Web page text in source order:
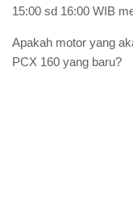
15:00 sd 16:00 WIB
Apakah motor yang
PCX 160 yang baru?